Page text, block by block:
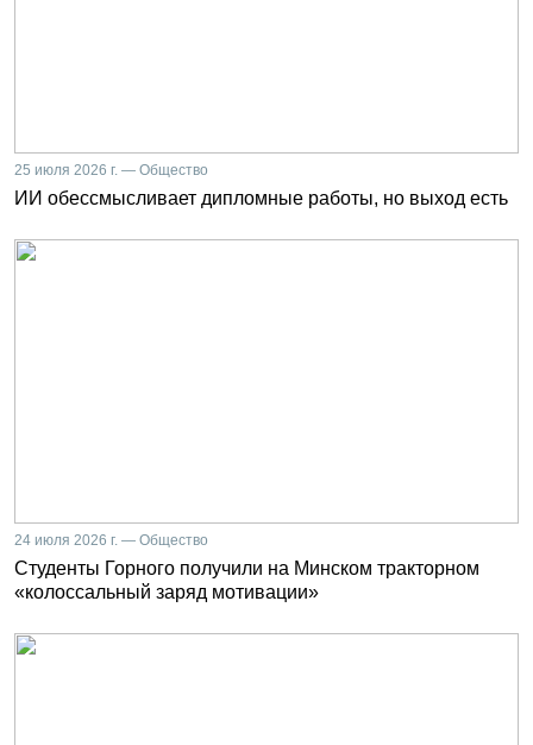
25 июля 2026 г. — Общество
ИИ обессмысливает дипломные работы, но выход есть
24 июля 2026 г. — Общество
Студенты Горного получили на Минском тракторном
«колоссальный заряд мотивации»